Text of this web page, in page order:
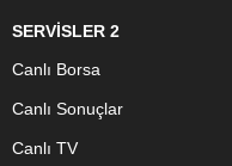
SERVİSLER 2
Canlı Borsa
Canlı Sonuçlar
Canlı TV